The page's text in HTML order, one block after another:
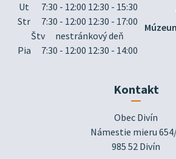
Ut
7:30 - 12:00 12:30 - 15:30
Str
7:30 - 12:00 12:30 - 17:00
Štv
nestránkový deň
Pia
7:30 - 12:00 12:30 - 14:00
Kontakt
Obec Divín
Námestie mieru
985 52 Divín